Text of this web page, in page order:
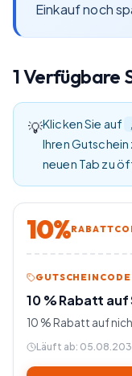
Einkauf noch
1Verfügbare
💡Klicken Sie auf
Ihren
neuen Tab zu
10%
GUTSCHEINCODE
10 % Rabatt
10 % Rabatt auf
Läuft ab: